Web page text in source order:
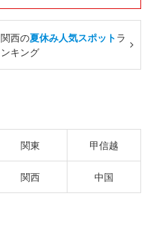
関西の夏休み人気スポットラ
ンキング
関東 甲信越
関西 中国